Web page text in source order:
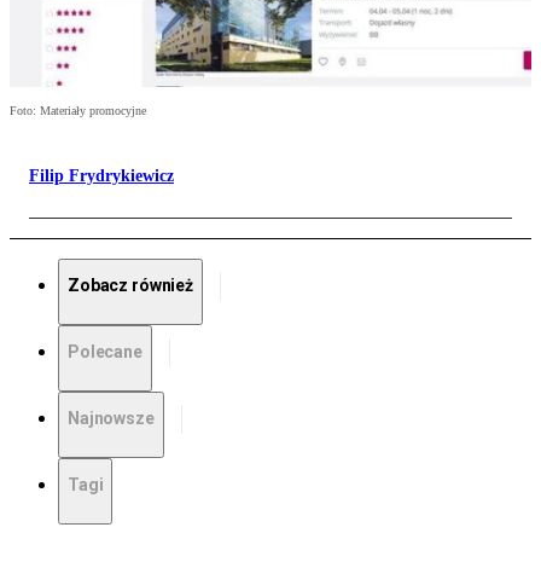
Foto: Materiały promocyjne
Filip Frydrykiewicz
Zobacz również
Polecane
Najnowsze
Tagi